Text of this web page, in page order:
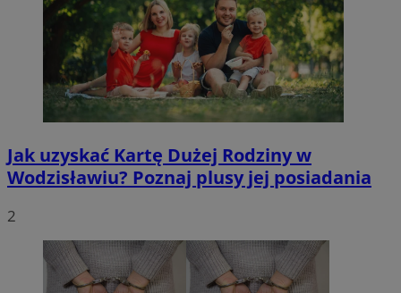
Jak uzyskać Kartę Dużej Rodziny w
Wodzisławiu? Poznaj plusy jej posiadania
2